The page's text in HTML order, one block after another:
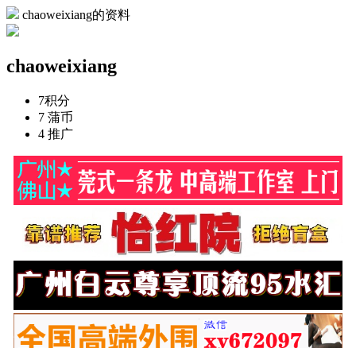
chaoweixiang的资料
chaoweixiang
7积分
7 蒲币
4 推广